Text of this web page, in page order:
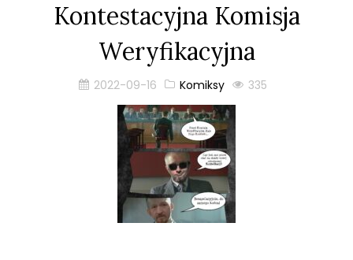
Kontestacyjna Komisja
Weryfikacyjna
2022-09-16 Komiksy 335